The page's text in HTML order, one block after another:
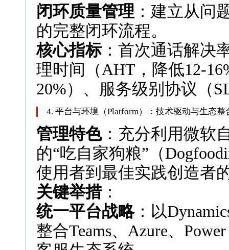
闭环质量管理 ：建立从问
的完整闭环流程。
核心指标：首次通话解决
理时间（AHT，降低12-
20%）、服务级别协议（
4. 平台与环境（Platform）：技术驱动与生态整
管理特色：充分利用微软
的“吃自家狗粮”（
使用者到最佳实践创造者
关键举措：
统一平台战略：以
整合Teams、Azure、